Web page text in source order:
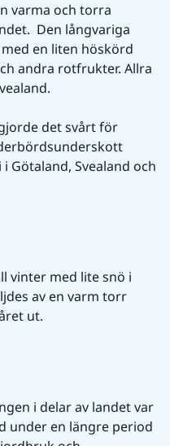
varma och torra
Den långvariga
en liten höskörd
andra rotfrukter. Allra
det svårt för
Götaland, Svealand och
vinter med lite snö i
av en varm torr
ut.
i delar av landet var
under en längre period